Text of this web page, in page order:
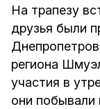
На трапезу
друзья были
региона
участия в
они побывали